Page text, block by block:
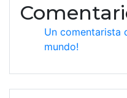
Un comentarista
mundo!